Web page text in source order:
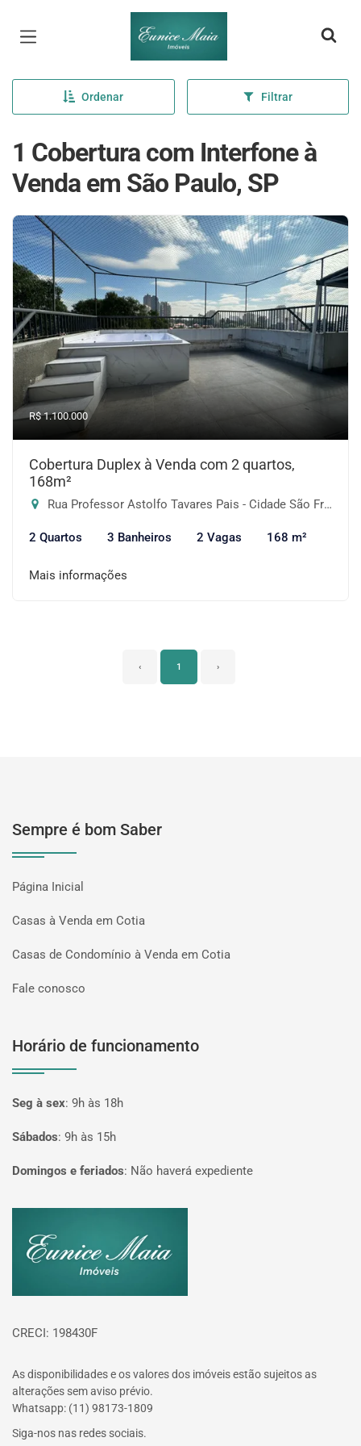
Página inicial
Ordenar Filtrar
1 Cobertura com Interfone à
Venda em São Paulo, SP
R$ 1.100.000
Cobertura Duplex à Venda com 2 quartos,
168m²
Rua Professor Astolfo Tavares Pais - Cidade São Francisco, São Paulo-SP
2 Quartos 3 Banheiros 2 Vagas 168 m²
Mais informações
‹ 1 ›
Sempre é bom Saber
Página Inicial
Casas à Venda em Cotia
Casas de Condomínio à Venda em Cotia
Fale conosco
Horário de funcionamento
Seg à sex: 9h às 18h
Sábados: 9h às 15h
Domingos e feriados: Não haverá expediente
CRECI: 198430F
As disponibilidades e os valores dos imóveis estão sujeitos as
alterações sem aviso prévio.
Whatsapp: (11) 98173-1809
Siga-nos nas redes sociais.